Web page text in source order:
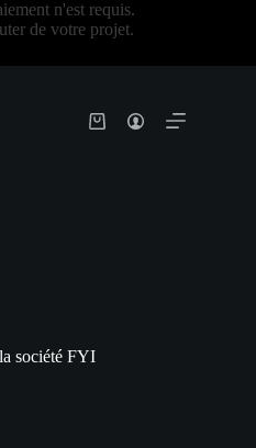
n'est requis.
de votre projet.
société FYI